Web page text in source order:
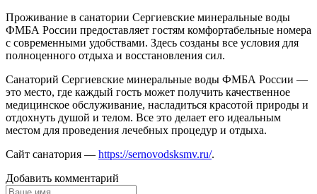
Проживание в санатории Сергиевские минеральные воды
ФМБА России предоставляет гостям комфортабельные номера
с современными удобствами. Здесь созданы все условия для
полноценного отдыха и восстановления сил.
Санаторий Сергиевские минеральные воды ФМБА России —
это место, где каждый гость может получить качественное
медицинское обслуживание, насладиться красотой природы и
отдохнуть душой и телом. Все это делает его идеальным
местом для проведения лечебных процедур и отдыха.
Сайт санатория — https://sernovodsksmv.ru/.
Добавить комментарий